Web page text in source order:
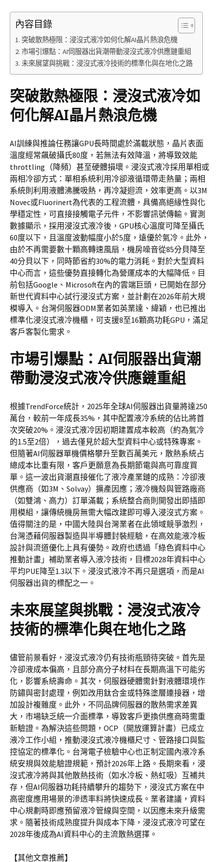
內容目錄
突破散熱極限：浸沒式液冷如何化解AI晶片熱浪危機
市場引爆點：AI伺服器出貨潮帶動浸沒式液冷供應鏈重組
未來展望與挑戰：浸沒式液冷技術的標準化與在地化之路
突破散熱極限：浸沒式液冷如
何化解AI晶片熱浪危機
AI訓練與推論任務讓GPU長時間處於滿載狀態，晶片表面
溫度經常飆破攝氏80度，若無法有效降溫，將導致效能
throttling（降頻）甚至硬體損壞。浸沒式液冷採用單相或
兩相冷卻方式：單相系統利用冷卻液循環帶走熱量；兩相
系統則利用液體沸騰吸熱，再冷凝迴流，效率更高。以3M
Novec或Fluorinert為代表的工程流體，具備高絕緣性與化
學穩定性，可直接接觸電子元件，不影響訊號傳輸。實測
數據顯示，採用浸沒式液冷後，GPU核心溫度可降至攝氏
60度以下，且溫度波動幅度小於5度，遠優於氣冷。此外，
由於不再需要數十顆高轉速風扇，機房噪音從85分貝降至
40分貝以下，同時節省約30%的電力消耗。對於大型資料
中心而言，這些優勢直接轉化為營運成本的大幅降低。目
前包括Google、Microsoft在內的雲端巨頭，已開始在部分
新世代資料中心試行浸沒式方案，並計劃在2026年前大規
模導入。台灣伺服器ODM業者如英業達、緯穎，也已推出
標準化浸沒式液冷機櫃，可支援8至16顆高功耗GPU，滿足
客戶客製化需求。
市場引爆點：AI伺服器出貨潮
帶動浸沒式液冷供應鏈重組
根據TrendForce統計，2025年全球AI伺服器出貨量將達250
萬台，較前一年成長35%，其中配置液冷系統的佔比將首
次突破20%。浸沒式液冷因初期建置成本較高（約為氣冷
的1.5至2倍），過去僅見於超大型資料中心或特殊專案。
但隨著AI伺服器單機價格攀升至數百萬美元，散熱系統占
總成本比重有限，客戶更願意為長期節電與高可靠度買
單。這一波出貨潮直接催化了液冷產業鏈的成熟：冷卻液
供應商（如3M、Solvay）擴產因應；液冷機殼與管路廠商
（如雙鴻、高力）訂單滿載；系統整合商則開發出即插即
用模組，讓傳統機房無需大幅改建即可導入浸沒式方案。
值得關注的是，中國大陸與台灣業者在此領域競爭激烈，
台灣憑藉伺服器製造與半導體封裝經驗，在高效能液冷板
設計與流道優化上具有優勢。政府也透過「綠色資料中心
推動計畫」補助業者導入液冷技術，目標2028年資料中心
平均PUE降至1.3以下。浸沒式液冷不再只是選項，而是AI
伺服器出貨的標配之一。
未來展望與挑戰：浸沒式液冷
技術的標準化與在地化之路
儘管前景看好，浸沒式液冷仍有技術瓶頸待突破。首先是
冷卻液成本偏高，且部分高分子材料在長期高溫下可能劣
化，影響系統壽命。其次，伺服器硬體需針對液體環境作
防鏽與密封處理，例如改用鈦合金或特殊塗層連接器，增
加設計複雜度。此外，不同品牌伺服器的散熱需求差異
大，市場缺乏統一介面標準，導致客戶更換供應商時需重
新驗證。為解決這些問題，OCP（開放運算計畫）已成立
液冷工作小組，推動浸沒式液冷機櫃尺寸、管路接口與監
控協定的標準化。台灣電子檢驗中心也正制定國內液冷系
統安規與效能驗證規範，預計2026年上路。長期來看，浸
沒式液冷將與其他散熱技術（如水冷板、熱虹吸）互補共
存，但AI伺服器功耗持續攀升的趨勢下，浸沒式方案在中
高密度應用場景的滲透率料將快速成長。業者建議，資料
中心規劃時即應預留液冷管線與空間，以因應未來升級需
求。隨著技術成熟度提升與成本下降，浸沒式液冷可望在
2028年後成為AI資料中心的主流散熱選擇。
【其他文章推薦】